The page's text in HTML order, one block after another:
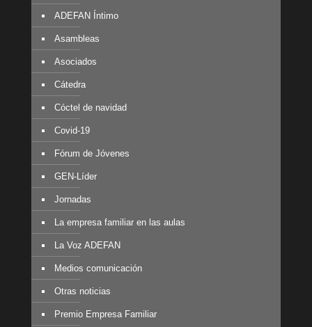
ADEFAN Íntimo
Asambleas
Asociados
Cátedra
Cóctel de navidad
Covid-19
Fórum de Jóvenes
GEN-Líder
Jornadas
La empresa familiar en las aulas
La Voz ADEFAN
Medios comunicación
Otras noticias
Premio Empresa Familiar